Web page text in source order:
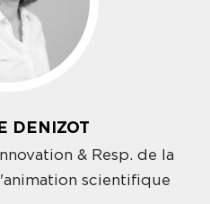
DENIZOT
& Resp. de la
scientifique